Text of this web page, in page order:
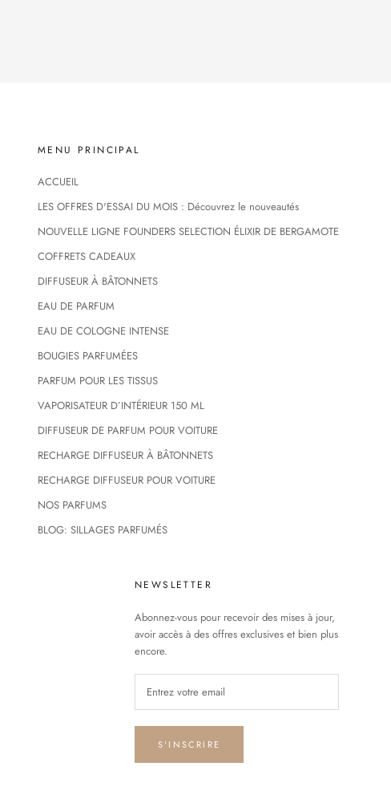
MENU PRINCIPAL
ACCUEIL
LES OFFRES D'ESSAI DU MOIS : Découvrez le nouveautés
NOUVELLE LIGNE FOUNDERS SELECTION ÉLIXIR DE BERGAMOTE
COFFRETS CADEAUX
DIFFUSEUR À BÂTONNETS
EAU DE PARFUM
EAU DE COLOGNE INTENSE
BOUGIES PARFUMÉES
PARFUM POUR LES TISSUS
VAPORISATEUR D’INTÉRIEUR 150 ML
DIFFUSEUR DE PARFUM POUR VOITURE
RECHARGE DIFFUSEUR À BÂTONNETS
RECHARGE DIFFUSEUR POUR VOITURE
NOS PARFUMS
BLOG: SILLAGES PARFUMÉS
NEWSLETTER
Abonnez-vous pour recevoir des mises à jour,
avoir accès à des offres exclusives et bien plus
encore.
S'INSCRIRE